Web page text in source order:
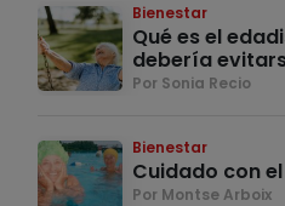
Bienestar
Qué es el
debería
Por Sonia Recio
Bienestar
Cuidado con
Por Montse Arboix